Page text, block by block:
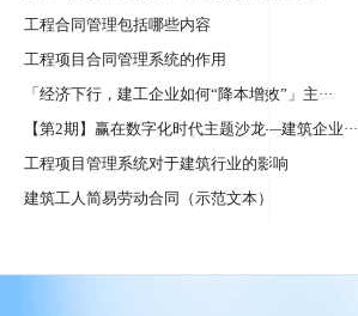
工程合同管理包括哪些内容
工程项目合同管理系统的作用
「经济下行，建工企业如何“降本增效”」主···
【第2期】赢在数字化时代主题沙龙—建筑企业···
工程项目管理系统对于建筑行业的影响
建筑工人简易劳动合同（示范文本）